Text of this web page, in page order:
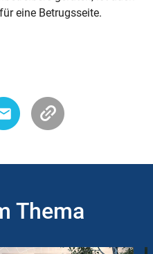
eine Betrugsseite.
Thema